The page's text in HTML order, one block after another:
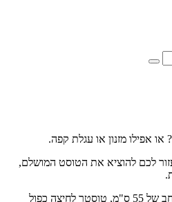
אפילו מזנון או עגלת קפה.
לכם להוציא את הטוסט המושלם,
טוסטר הנירוסטה שלנו מגיע ברוחב של 55 ס"מ, טוסטר לחיצה כפול